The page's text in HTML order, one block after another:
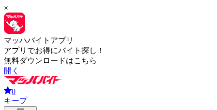
×
マッハバイトアプリ
アプリでお得にバイト探し！
無料ダウンロードはこちら
開く
0
キープ